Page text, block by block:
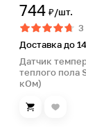
744 ₽/шт.
3
Доставка до
Датчик
теплого пола
кОм)